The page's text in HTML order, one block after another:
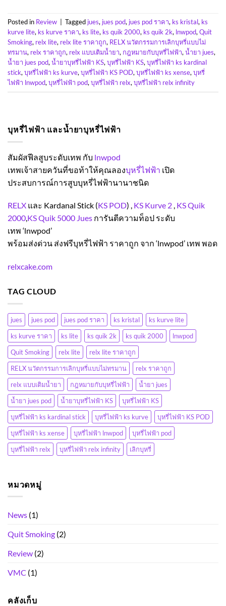
Posted in Review Tagged jues, jues pod, jues pod ราคา, ks kristal, ks
kurve lite, ks kurve ราคา, ks lite, ks quik 2000, ks quik 2k, lnwpod,Quit
Smoking, relx lite, relx lite ราคาถูก, RELX นวัตกรรมการเลิกบุหรี่แบบไม่
ทรมาน, relx ราคาถูก, relx แบบเติมน้ำยา, กฎหมายกับบุหรี่ไฟฟ้า,น้ำยา jues,
น้ำยา jues pod,น้ำยาบุหรี่ไฟฟ้า KS,บุหรี่ไฟฟ้า KS,บุหรี่ไฟฟ้า ks kardinal
stick,บุหรี่ไฟฟ้า ks kurve,บุหรี่ไฟฟ้า KS POD,บุหรี่ไฟฟ้า ks xense,บุหรี่
ไฟฟ้า lnwpod,บุหรี่ไฟฟ้า pod,บุหรี่ไฟฟ้า relx,บุหรี่ไฟฟ้า relx infinity
บุหรี่ไฟฟ้า และน้ำยาบุหรี่ไฟฟ้า
สัมผัสฟีลสูบระดับเทพ กับ lnwpod
เทพเจ้าสายควันที่ขอท้าให้คุณลองบุหรี่ไฟฟ้า เปิด
ประสบการณ์การสูบบุหรี่ไฟฟ้านานาชนิด
RELX และ Kardanal Stick (KS POD) , KS Kurve 2 , KS Quik
2000,KS Quik 5000 Jues การันตีความท็อป ระดับ
เทพ ‘lnwpod’
พร้อมส่งด่วน ส่งฟรีบุหรี่ไฟฟ้า ราคาถูก จาก ‘lnwpod’ เทพ พอด
relxcake.com
TAG CLOUD
jues jues pod jues pod ราคา ks kristal
ks kurve lite
ks kurve ราคา
ks lite ks quik 2k ks quik 2000
lnwpod
Quit Smoking
relx lite
relx lite ราคาถูก
RELX นวัตกรรมการเลิกบุหรี่แบบไม่ทรมาน
relx ราคาถูก
relx แบบเติมน้ำยา
กฎหมายกับบุหรี่ไฟฟ้า
น้ำยา jues
น้ำยา jues pod
น้ำยาบุหรี่ไฟฟ้า KS
บุหรี่ไฟฟ้า KS
บุหรี่ไฟฟ้า ks kardinal stick
บุหรี่ไฟฟ้า ks kurve
บุหรี่ไฟฟ้า KS POD
บุหรี่ไฟฟ้า ks xense
บุหรี่ไฟฟ้า lnwpod
บุหรี่ไฟฟ้า pod
บุหรี่ไฟฟ้า relx
บุหรี่ไฟฟ้า relx infinity เลิกบุหรี่
หมวดหมู่
News (1)
Quit Smoking (2)
Review (2)
VMC (1)
คลังเก็บ